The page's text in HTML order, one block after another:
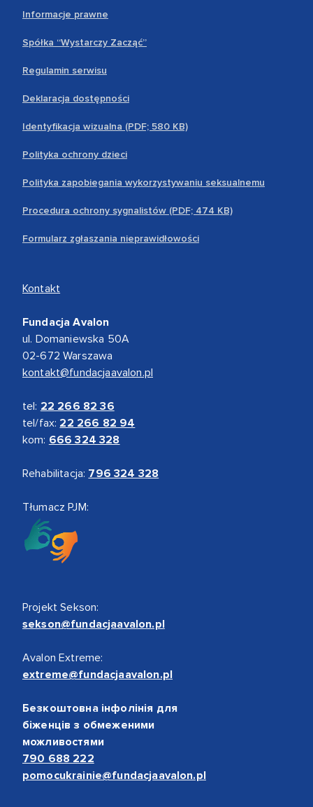
Informacje prawne
Spółka “Wystarczy Zacząć”
Regulamin serwisu
Deklaracja dostępności
Identyfikacja wizualna (PDF; 580 KB)
Polityka ochrony dzieci
Polityka zapobiegania wykorzystywaniu seksualnemu
Procedura ochrony sygnalistów (PDF; 474 KB)
Formularz zgłaszania nieprawidłowości
Kontakt
Fundacja Avalon
ul. Domaniewska 50A
02-672 Warszawa
kontakt@fundacjaavalon.pl
tel: 22 266 82 36
tel/fax: 22 266 82 94
kom: 666 324 328
Rehabilitacja: 796 324 328
Tłumacz PJM:
Projekt Sekson:
sekson@fundacjaavalon.pl
Avalon Extreme:
extreme@fundacjaavalon.pl
Безкоштовна інфолінія для
біженців з обмеженими
можливостями
790 688 222
pomocukrainie@fundacjaavalon.pl